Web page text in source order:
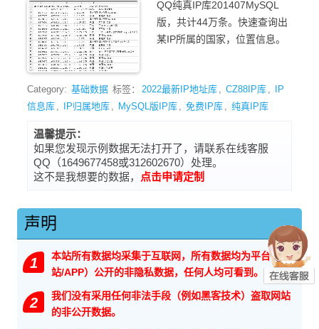
QQ纯真IP库201407MySQL
版，共计44万条。快速查询出
某IP所属的国家，位置信息。
Category: 基础数据 标签： 2022最新IP地址库 , CZ88IP库 ,
IP
信息库 , IP归属地库 , MySQL版IP库 , 免费IP库 , 纯真IP库
温馨提示：
如果您发现示例数据无法打开了，请联系在线客服
QQ（1649677458或312602670）处理。
这不是我想要的数据，
点击申请定制
声明
1
本站所有数据均采集于互联网，所有数据均为平台（网
站/APP）公开的非隐私数据，任何人均可看到。
2
我们没有采用任何非法手段（例如黑客技术）盗取网站
的非公开数据。